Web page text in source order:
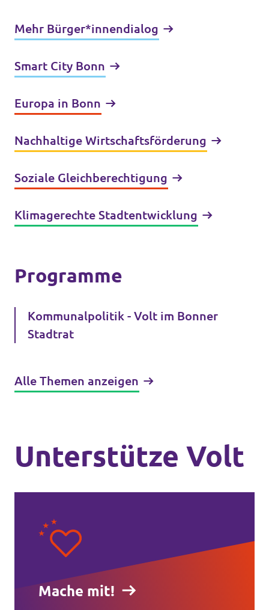
Mehr Bürger*innendialog
Smart City Bonn
Europa in Bonn
Nachhaltige Wirtschafts­förderung
Soziale Gleich­berechtigung
Klimagerechte Stadtentwicklung
Programme
Kommunalpolitik - Volt im Bonner
Stadtrat
Alle Themen anzeigen
Unterstütze Volt
Mache mit!